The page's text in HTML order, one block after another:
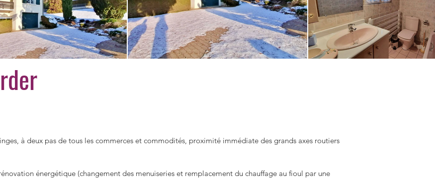
à deux pas de tous les commerces et commodités, proximité immédiate des grands axes routiers
énergétique (changement des menuiseries et remplacement du chauffage au fioul par une